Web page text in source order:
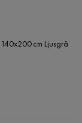
cm Ljusgrå